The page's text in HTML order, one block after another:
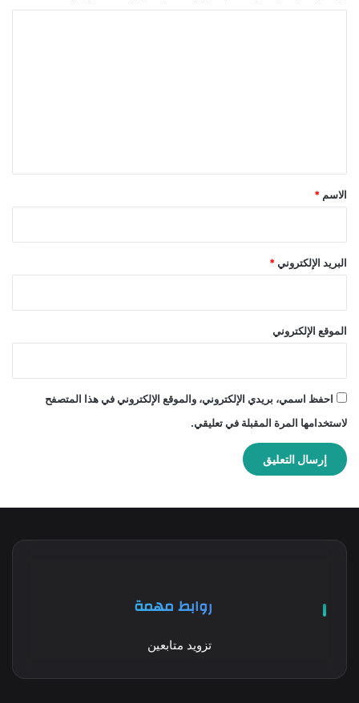
*
الاسم *
البريد الإلكتروني *
الموقع الإلكتروني
احفظ اسمي، بريدي الإلكتروني، والموقع الإلكتروني في هذا المتصفح
لاستخدامها المرة المقبلة في تعليقي.
روابط مهمة
تزويد متابعين